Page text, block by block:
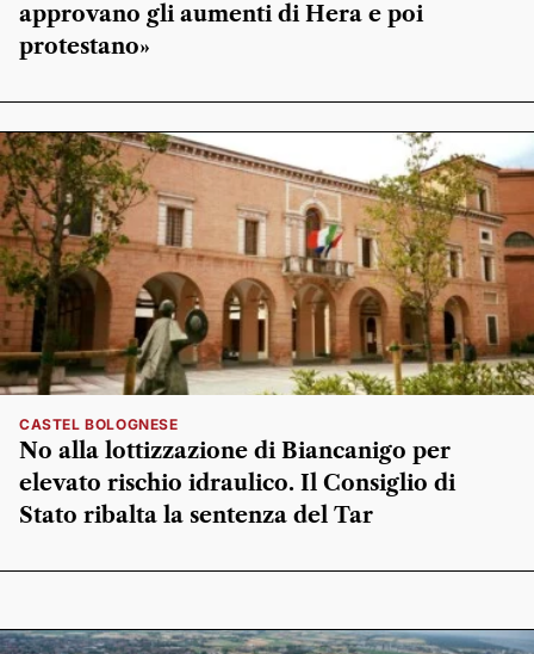
approvano gli aumenti di Hera e poi
protestano»
CASTEL BOLOGNESE
No alla lottizzazione di Biancanigo per
elevato rischio idraulico. Il Consiglio di
Stato ribalta la sentenza del Tar